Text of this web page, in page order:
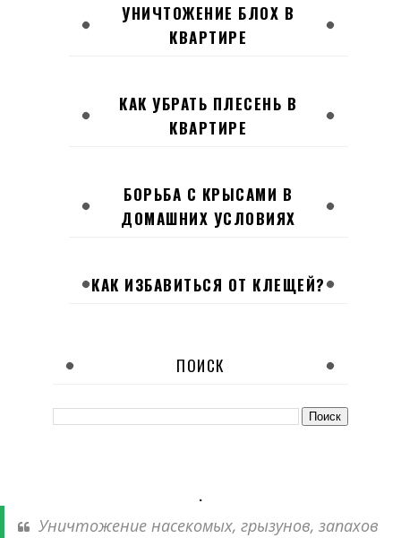
УНИЧТОЖЕНИЕ БЛОХ В
КВАРТИРЕ
КАК УБРАТЬ ПЛЕСЕНЬ В
КВАРТИРЕ
БОРЬБА С КРЫСАМИ В
ДОМАШНИХ УСЛОВИЯХ
КАК ИЗБАВИТЬСЯ ОТ КЛЕЩЕЙ?
ПОИСК
.
Уничтожение насекомых, грызунов, запахов